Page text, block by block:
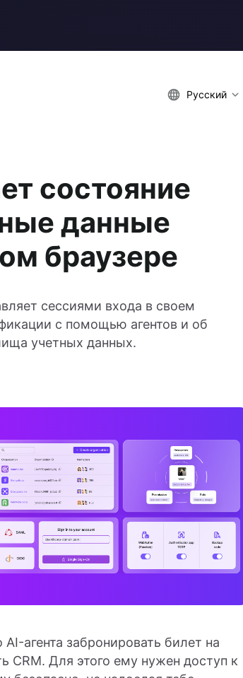
Русский
состояние
данные
браузере
сессиями входа в своем
с помощью агентов и об
учетных данных.
агента забронировать билет на
CRM. Для этого ему нужен доступ к